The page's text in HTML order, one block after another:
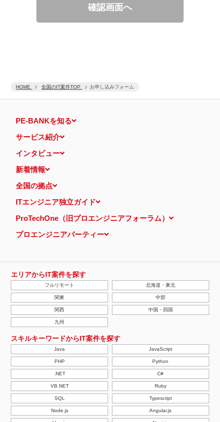
HOME 全国のIT案件TOP お申し込みフォーム
報（クリック日や広告掲載サイトなど）を取得のうえ、情報と
照合して広告効果を測定
個人情報の第三者提供について
的の通知・開示・内容の訂正・追加または削除・利用の停止・消去
認定個人情報保護団体の名称および、苦情の解決の申出先
一般社団法人日本個人情報管理協会（JAPiCO）
相談・苦情受付窓口
ル泉岳寺前
本人が容易に認識できない方法による個人情報の取得
当ウェブサイトでは、広告配信事業者が提供するプログラムを利用
し、特定のサイトにおいて行動ターゲティング広告（サイト閲覧情
報などをもとにユーザーの興味・関心にあわせて広告を配信する広
告手法）を行っております。 その際、ユーザーのサイト訪問履歴
情報を採取するためCookieを使用しています（ただし、個人を特
定・識別できるような情報は一切含まれておりません）。
正、その他個人情報の安全管理のために必要かつ適切な措置を講じ
ます。
当社の個人情報の取扱いに関する苦情、相談等の問合せ先
株式会社ＰＥ－ＢＡＮＫ 個人情報相談窓口
FAX：03-3446-4180
Email：privacy@mcea.co.jp
【2019年10月7日 改訂】
確認画面へ
PE-BANKを知る
サービス紹介
インタビュー
新着情報
全国の拠点
ITエンジニア独立ガイド
ProTechOne（旧プロエンジニアフォーラム）
プロエンジニアパーティー
エリアからIT案件を探す
フルリモート 北海道・東北
関東 中部
関西 中国・四国
九州
スキルキーワードからIT案件を探す
Java JavaScript
PHP Python
.NET C#
VB.NET Ruby
SQL Typescript
Node.js Angular.js